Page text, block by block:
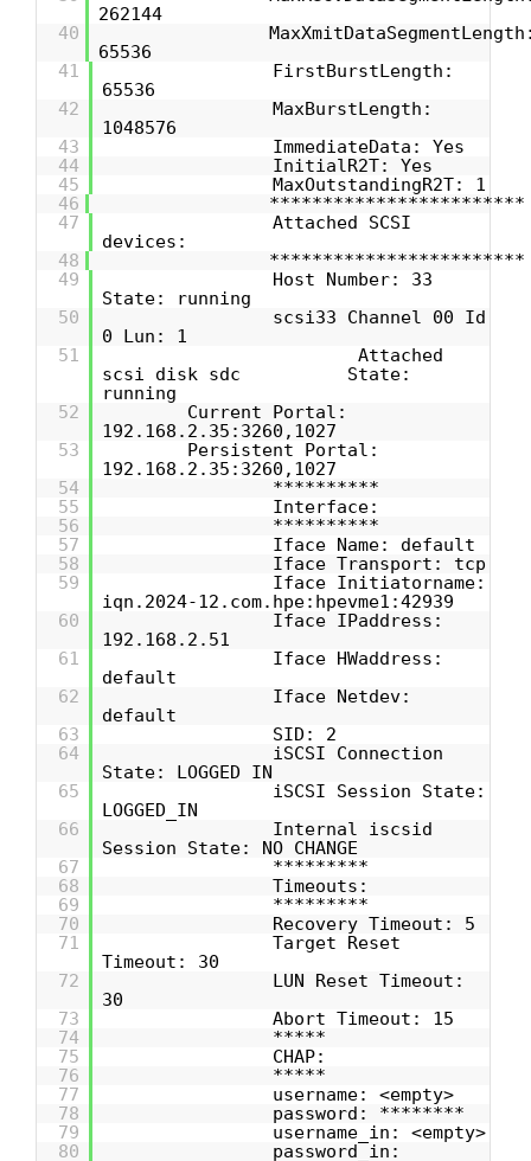
262144
40
65536
41
FirstBurstLength:
65536
42
MaxBurstLength:
1048576
43
ImmediateData: Yes
44
InitialR2T: Yes
45
MaxOutstandingR2T: 1
46
************************
47
Attached SCSI
devices:
48
************************
49
Host Number: 33
State: running
50
scsi33 Channel 00 Id
0 Lun: 1
51
Attached
scsi disk sdc State:
running
52
Current Portal:
192.168.2.35:3260,1027
53
Persistent Portal:
192.168.2.35:3260,1027
54
**********
55
Interface:
56
**********
57
Iface Name: default
58
Iface Transport: tcp
59
Iface Initiatorname:
iqn.2024-12.com.hpe:hpevme1:42939
60
Iface IPaddress:
192.168.2.51
61
Iface HWaddress:
default
62
Iface Netdev:
default
63
SID: 2
64
iSCSI Connection
State: LOGGED IN
65
iSCSI Session State:
LOGGED_IN
66
Internal iscsid
Session State: NO CHANGE
67
*********
68
Timeouts:
69
*********
70
Recovery Timeout: 5
71
Target Reset
Timeout: 30
72
LUN Reset Timeout:
30
73
Abort Timeout: 15
74
*****
75
CHAP:
76
*****
77
username: <empty>
78
password: ********
79
username_in: <empty>
80
password_in: